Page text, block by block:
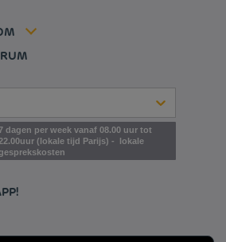
dagen per week vanaf 08.00 uur tot
22.00uur (lokale tijd Parijs) - lokale